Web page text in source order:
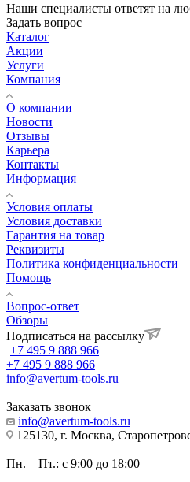
Наши специалисты ответят на
Задать вопрос
Каталог
Акции
Услуги
Компания
О компании
Новости
Отзывы
Карьера
Контакты
Информация
Условия оплаты
Условия доставки
Гарантия на товар
Реквизиты
Политика конфиденциальности
Помощь
Вопрос-ответ
Обзоры
Подписаться на рассылку
+7 495 9 888 966
+7 495 9 888 966
info@avertum-tools.ru
Заказать звонок
info@avertum-tools.ru
125130, г. Москва,
Пн. – Пт.: с 9:00 до 18:00